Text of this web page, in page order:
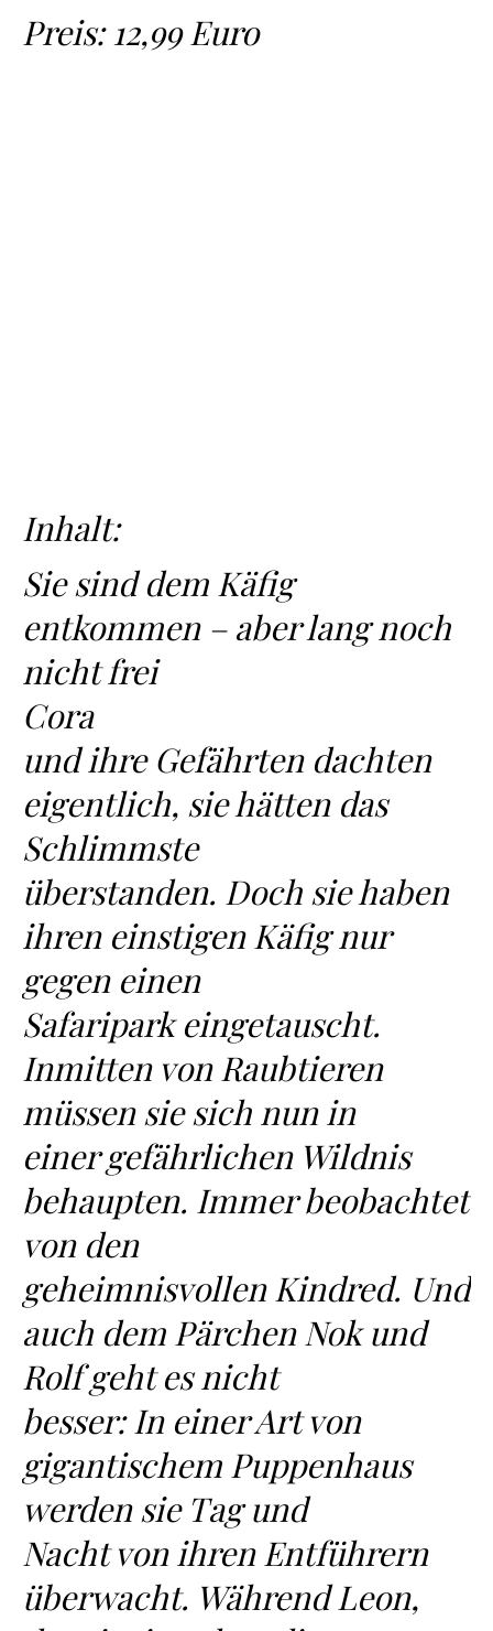
Preis: 12,99 Euro
Inhalt:
Sie sind dem Käfig
entkommen – aber lang noch
nicht frei
Cora
und ihre Gefährten dachten
eigentlich, sie hätten das
Schlimmste
überstanden. Doch sie haben
ihren einstigen Käfig nur
gegen einen
Safaripark eingetauscht.
Inmitten von Raubtieren
müssen sie sich nun in
einer gefährlichen Wildnis
behaupten. Immer beobachtet
von den
geheimnisvollen Kindred. Und
auch dem Pärchen Nok und
Rolf geht es nicht
besser: In einer Art von
gigantischem Puppenhaus
werden sie Tag und
Nacht von ihren Entführern
überwacht. Während Leon,